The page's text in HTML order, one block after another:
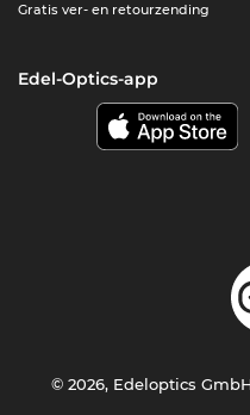
Gratis ver- en retourzending
Edel-Optics-app
© 2026, Edeloptics